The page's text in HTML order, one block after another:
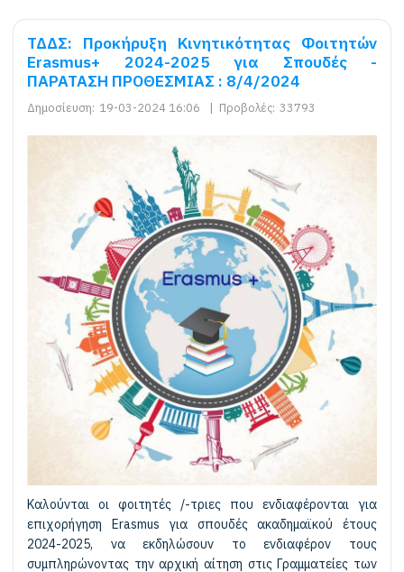
ΤΔΔΣ: Προκήρυξη Kινητικότητας Φοιτητών
Erasmus+ 2024-2025 για Σπουδές -
ΠΑΡΑΤΑΣΗ ΠΡΟΘΕΣΜΙΑΣ : 8/4/2024
Δημοσίευση: 19-03-2024 16:06 | Προβολές: 33793
Καλούνται οι φοιτητές /-τριες που ενδιαφέρονται για
επιχορήγηση Erasmus για σπουδές ακαδημαϊκού έτους
2024-2025, να εκδηλώσουν το ενδιαφέρον τους
συμπληρώνοντας την αρχική αίτηση στις Γραμματείες των